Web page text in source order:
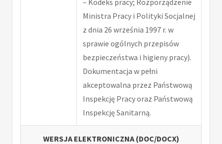
Ministra Pracy i Polityki Socjalnej
z dnia 26 września 1997 r. w
sprawie ogólnych przepisów
bezpieczeństwa i higieny pracy).
Dokumentacja w pełni
akceptowalna przez Państwową
Inspekcję Pracy oraz Państwową
Inspekcję Sanitarną.
WERSJA ELEKTRONICZNA (DOC/DOCX)